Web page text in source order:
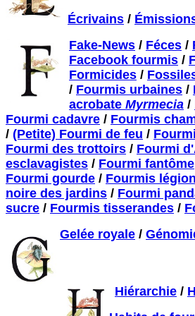
Écrivains /
Fake-News / Féces /
Facebook fourmis /
Formicides /
/ Fourmis urbaines /
acrobate Myrmecia /
Fourmi cadavre / Fourmis
/ (Petite) Fourmi de feu /
Fourmi des trottoirs / Fourmi
esclavagistes / Fourmi fantôme
Fourmi gourde / Fourmis
noire des jardins / Fourmi
sucre / Fourmis tisserandes /
Gelée royale /
Hiérarchie /